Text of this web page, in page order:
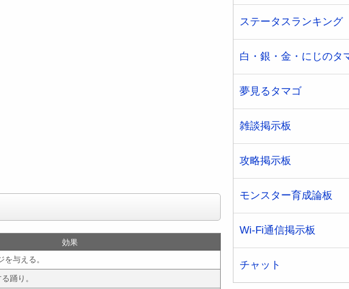
効果
与える。
踊り。
ステータスランキング
白・銀・金・にじのタ
夢見るタマゴ
雑談掲示板
攻略掲示板
モンスター育成論板
Wi-Fi通信掲示板
チャット